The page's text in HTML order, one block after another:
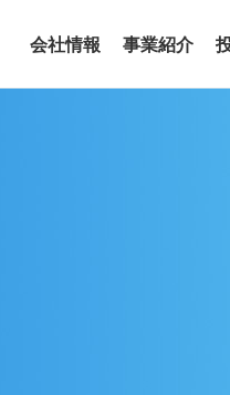
会社情報 事業紹介